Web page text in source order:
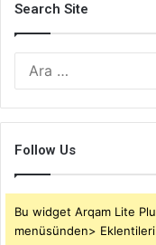
Search Site
Follow Us
Bu widget Arqam Lite
menüsünden>